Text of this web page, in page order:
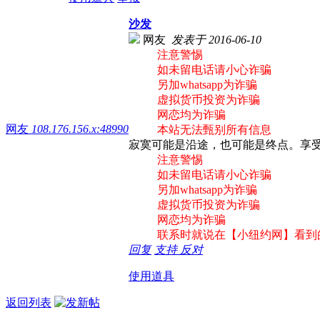
网友 108.176.156.x:48990
沙发
网友 发表于 2016-06-10
注意警惕
如未留电话请小心诈骗
另加whatsapp为诈骗
虚拟货币投资为诈骗
网恋均为诈骗
本站无法甄别所有信息
寂寞可能是沿途，也可能是终点。享
注意警惕
如未留电话请小心诈骗
另加whatsapp为诈骗
虚拟货币投资为诈骗
网恋均为诈骗
联系时就说在【小纽约网】看到
回复 支持 反对
使用道具
返回列表